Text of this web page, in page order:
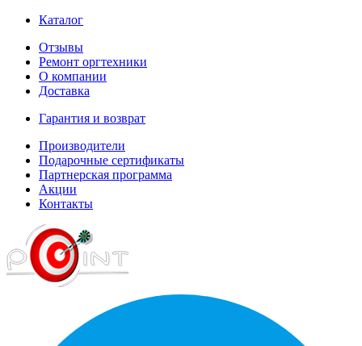
Каталог
Отзывы
Ремонт оргтехники
О компании
Доставка
Гарантия и возврат
Производители
Подарочные сертификаты
Партнерская программа
Акции
Контакты